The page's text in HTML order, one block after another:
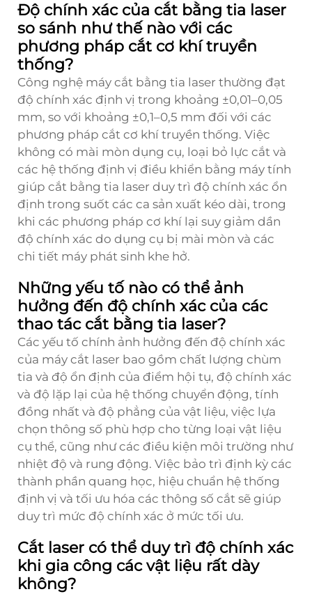
Độ chính xác của cắt bằng tia laser
so sánh như thế nào với các
phương pháp cắt cơ khí truyền
thống?
Công nghệ máy cắt bằng tia laser thường đạt
độ chính xác định vị trong khoảng ±0,01–0,05
mm, so với khoảng ±0,1–0,5 mm đối với các
phương pháp cắt cơ khí truyền thống. Việc
không có mài mòn dụng cụ, loại bỏ lực cắt và
các hệ thống định vị điều khiển bằng máy tính
giúp cắt bằng tia laser duy trì độ chính xác ổn
định trong suốt các ca sản xuất kéo dài, trong
khi các phương pháp cơ khí lại suy giảm dần
độ chính xác do dụng cụ bị mài mòn và các
chi tiết máy phát sinh khe hở.
Những yếu tố nào có thể ảnh
hưởng đến độ chính xác của các
thao tác cắt bằng tia laser?
Các yếu tố chính ảnh hưởng đến độ chính xác
của máy cắt laser bao gồm chất lượng chùm
tia và độ ổn định của điểm hội tụ, độ chính xác
và độ lặp lại của hệ thống chuyển động, tính
đồng nhất và độ phẳng của vật liệu, việc lựa
chọn thông số phù hợp cho từng loại vật liệu
cụ thể, cũng như các điều kiện môi trường như
nhiệt độ và rung động. Việc bảo trì định kỳ các
thành phần quang học, hiệu chuẩn hệ thống
định vị và tối ưu hóa các thông số cắt sẽ giúp
duy trì mức độ chính xác ở mức tối ưu.
Cắt laser có thể duy trì độ chính xác
khi gia công các vật liệu rất dày
không?